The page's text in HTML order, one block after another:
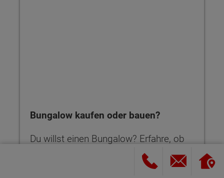
Bungalow kaufen oder bauen?
Du willst einen Bungalow? Erfahre, ob
Kaufen oder Bauen besser zu dir passt.
Mit Tipps zur Entscheidung und